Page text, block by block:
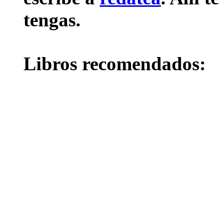
tengas.
Libros recomendados: